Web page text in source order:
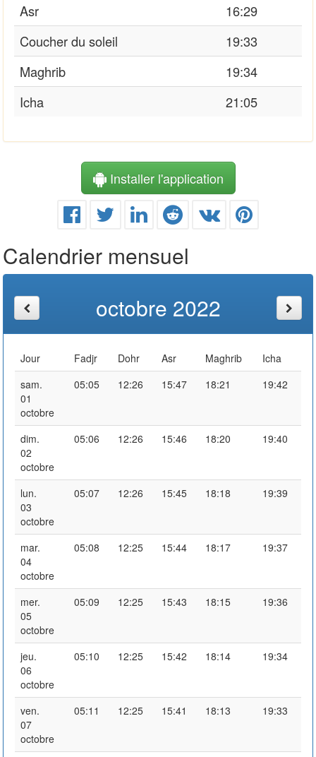
Asr
16:29
Coucher du soleil
19:33
Maghrib
19:34
Icha
21:05
Installer l'application
Calendrier mensuel
octobre 2022
Jour Fadjr Dohr Asr Maghrib
Icha
sam.
01
octobre
05:05 12:26 15:47 18:21 19:42
dim.
02
octobre
05:06 12:26 15:46 18:20 19:40
lun.
03
octobre
05:07 12:26 15:45 18:18 19:39
mar.
04
octobre
05:08 12:25 15:44 18:17 19:37
mer.
05
octobre
05:09 12:25 15:43 18:15 19:36
jeu.
06
octobre
05:10 12:25 15:42 18:14 19:34
ven.
07
octobre
05:11 12:25 15:41 18:13 19:33